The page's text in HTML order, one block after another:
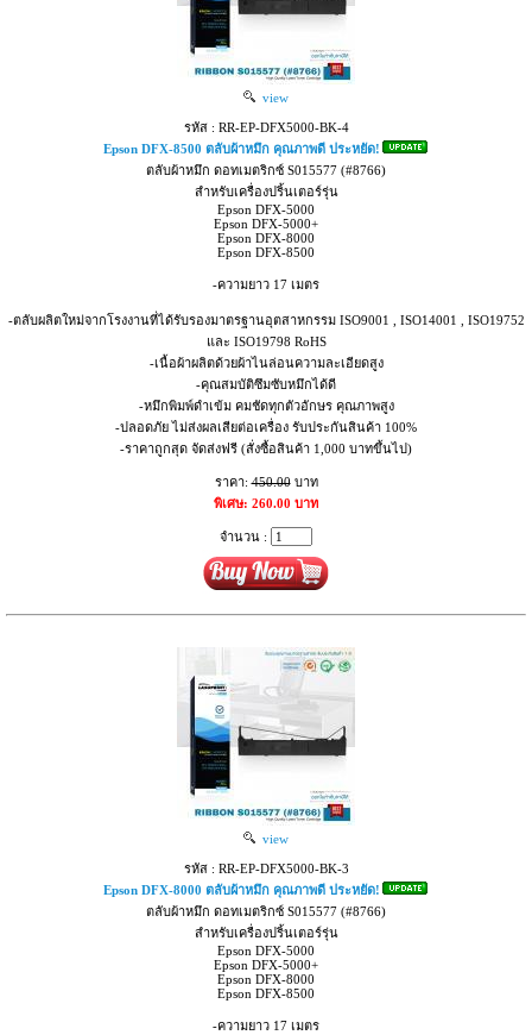
view
รหัส : RR-EP-DFX5000-BK-4
Epson DFX-8500 ตลับผ้าหมึก คุณภาพดี ประหยัด!
ตลับผ้าหมึก ดอทเมตริกซ์ S015577 (#8766)
สำหรับเครื่องปริ้นเตอร์รุ่น
Epson DFX-5000
Epson DFX-5000+
Epson DFX-8000
Epson DFX-8500
-ความยาว 17 เมตร
-ตลับผลิตใหม่จากโรงงานที่ได้รับรองมาตรฐานอุตสาหกรรม ISO9001 , ISO14001 , ISO19752
และ ISO19798 RoHS
-เนื้อผ้าผลิตด้วยผ้าไนล่อนความละเอียดสูง
-คุณสมบัติซึมซับหมึกได้ดี
-หมึกพิมพ์ดำเข้ม คมชัดทุกตัวอักษร คุณภาพสูง
-ปลอดภัย ไม่ส่งผลเสียต่อเครื่อง รับประกันสินค้า 100%
-ราคาถูกสุด จัดส่งฟรี (สั่งซื้อสินค้า 1,000 บาทขึ้นไป)
ราคา:450.00บาท
พิเศษ: 260.00 บาท
จำนวน :
view
รหัส : RR-EP-DFX5000-BK-3
Epson DFX-8000 ตลับผ้าหมึก คุณภาพดี ประหยัด!
ตลับผ้าหมึก ดอทเมตริกซ์ S015577 (#8766)
สำหรับเครื่องปริ้นเตอร์รุ่น
Epson DFX-5000
Epson DFX-5000+
Epson DFX-8000
Epson DFX-8500
-ความยาว 17 เมตร